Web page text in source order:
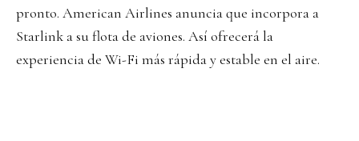
pronto. American Airlines anuncia que incorpora a
Starlink a su flota de aviones. Así ofrecerá la
experiencia de Wi-Fi más rápida y estable en el aire.